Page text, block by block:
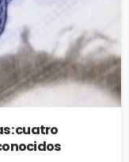
cuatro